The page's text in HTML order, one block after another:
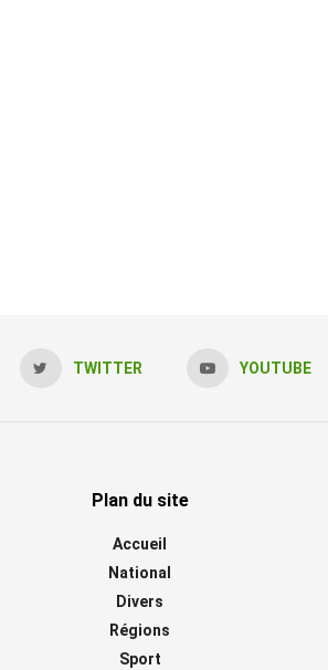
TWITTER YOUTUBE
Plan du site
Accueil
National
Divers
Régions
Sport